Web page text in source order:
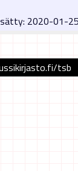
2020-01-
tsb